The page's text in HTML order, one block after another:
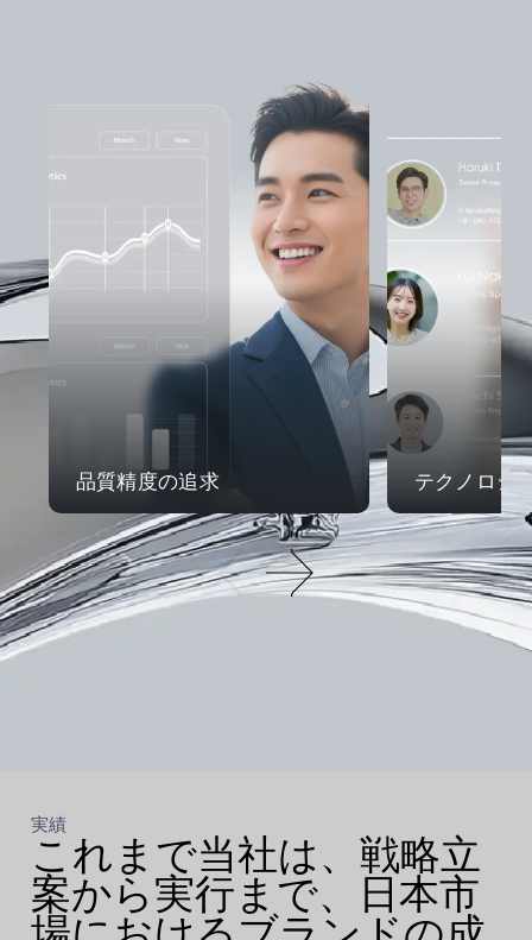
品質精度の追求 テクノロジ
実績
これまで当社は、戦略立
案から実行まで、日本市